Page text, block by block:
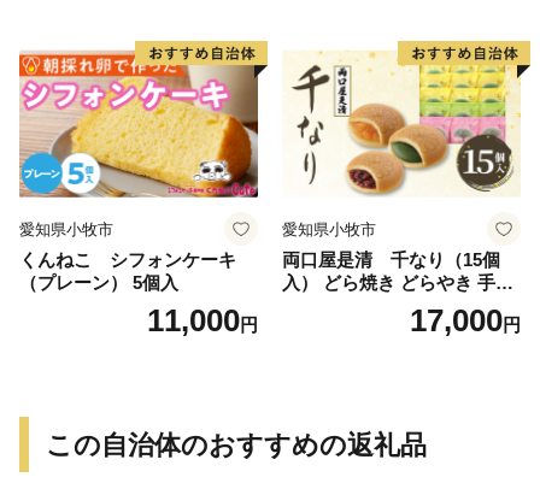
愛知県小牧市
くんねこ シフォンケーキ
（プレーン） 5個入
11,000円
愛知県小牧市
両口屋是清 千なり（15個
入） どら焼き どらやき 手土
産 お土産 土産 丹波大納言小
豆 抹茶 林檎 りんご 慶事 お
17,000円
この自治体のおすすめの返礼品